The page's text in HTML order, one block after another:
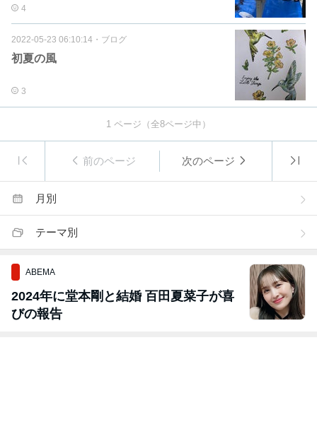
4
2022-05-23 06:10:14 ・ ブログ
初夏の風
3
1 ページ（全8ページ中）
前のページ 次のページ
月別
テーマ別
ABEMA
2024年に堂本剛と結婚 百田夏菜子が喜
びの報告